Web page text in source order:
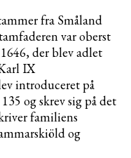
fra Småland
var oberst
der blev adlet
IX
introduceret på
og skrev sig på det
familiens
og